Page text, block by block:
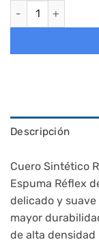
Silla de oficina
Descripción
Cuero Sintético
Espuma Réflex
delicado y
mayor
de alta densidad